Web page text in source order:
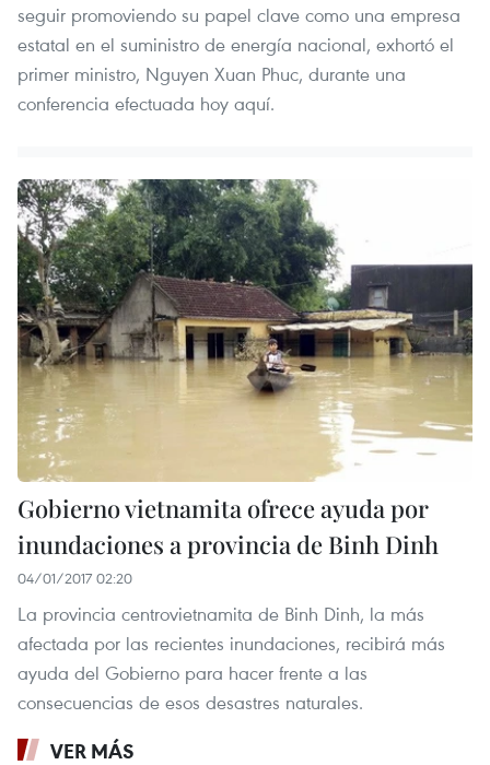
seguir promoviendo su papel clave como una empresa
estatal en el suministro de energía nacional, exhortó el
primer ministro, Nguyen Xuan Phuc, durante una
conferencia efectuada hoy aquí.
Gobierno vietnamita ofrece ayuda por
inundaciones a provincia de Binh Dinh
04/01/2017 02:20
La provincia centrovietnamita de Binh Dinh, la más
afectada por las recientes inundaciones, recibirá más
ayuda del Gobierno para hacer frente a las
consecuencias de esos desastres naturales.
VER MÁS